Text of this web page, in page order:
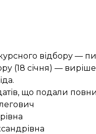
відбору —
(18 січня) —
що подали